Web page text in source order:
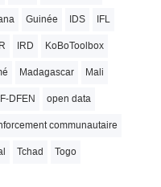
Guinée IDS IFL
IRD KoBoToolbox
Madagascar Mali
DFEN open data
communautaire
Tchad Togo